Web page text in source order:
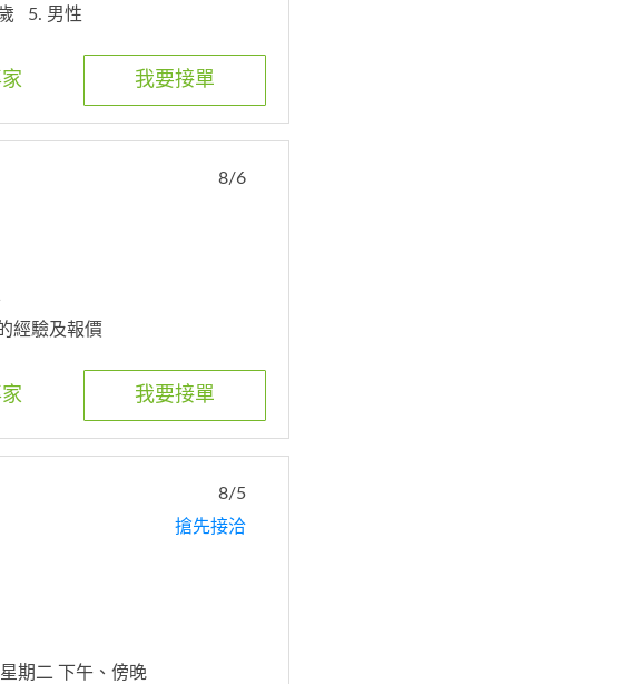
5. 男性
我要接單
8/6
經驗及報價
我要接單
8/5
搶先接洽
期二 下午、傍晚